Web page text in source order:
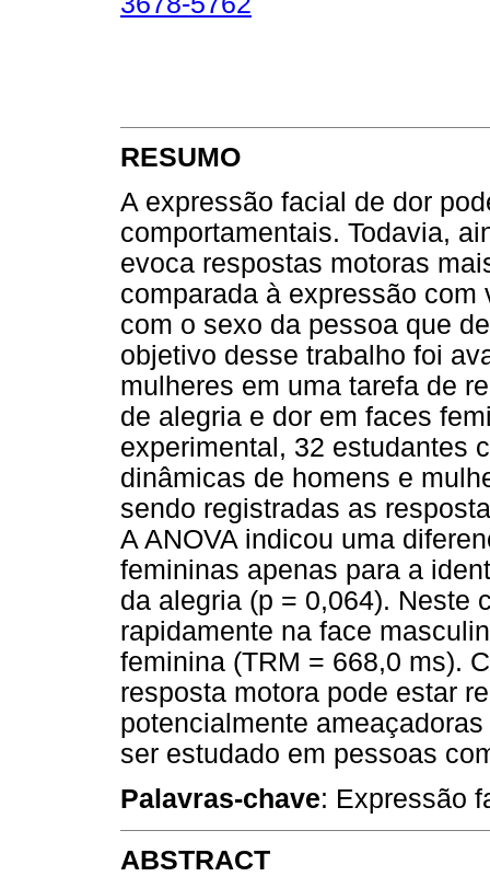
RESUMO
A expressão facial de dor
comportamentais. Todavia,
evoca respostas motoras
comparada à expressão
com o sexo da pessoa que
objetivo desse trabalho foi
mulheres em uma tarefa de
de alegria e dor em faces
experimental, 32 estudantes
dinâmicas de homens e
sendo registradas as
A ANOVA indicou uma
femininas apenas para a
da alegria (p = 0,064). Neste
rapidamente na face
feminina (TRM = 668,0 ms).
resposta motora pode estar
potencialmente
ser estudado em pessoas
Palavras-chave: Expressão
ABSTRACT